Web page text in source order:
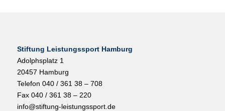
Stiftung Leistungssport Hamburg
Adolphsplatz 1
20457 Hamburg
Telefon 040 / 361 38 – 708
Fax 040 / 361 38 – 220
info@stiftung-leistungssport.de